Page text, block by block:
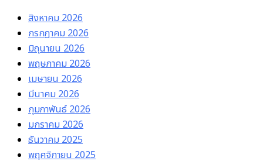
สิงหาคม 2026
กรกฎาคม 2026
มิถุนายน 2026
พฤษภาคม 2026
เมษายน 2026
มีนาคม 2026
กุมภาพันธ์ 2026
มกราคม 2026
ธันวาคม 2025
พฤศจิกายน 2025